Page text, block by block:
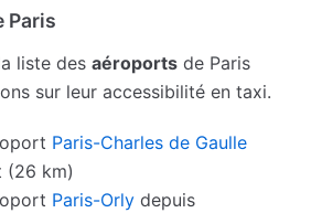
Paris
liste desaéroports de Paris
sur leur accessibilité en taxi.
Paris-Charles de Gaulle
(26 km)
Paris-Orly depuis